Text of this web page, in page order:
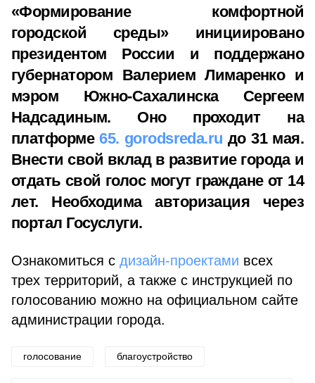
«Формирование комфортной
городской среды» инициировано
президентом России и поддержано
губернатором Валерием Лимаренко и
мэром Южно-Сахалинска Сергеем
Надсадиным. Оно проходит на
платформе65. gorodsreda.ru до 31 мая.
Внести свой вклад в развитие города и
отдать свой голос могут граждане от 14
лет. Необходима авторизация через
портал Госуслуги.
Ознакомиться с дизайн-проектами всех
трех территорий, а также с инструкцией по
голосованию можно на официальном сайте
администрации города.
голосование благоустройство